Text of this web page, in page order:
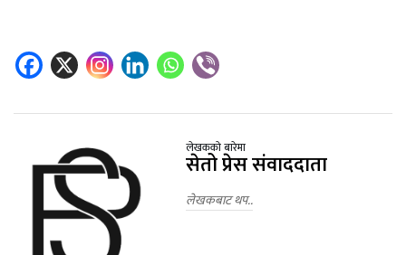
लेखकको बारेमा
सेतो प्रेस संवाददाता
लेखकबाट थप..